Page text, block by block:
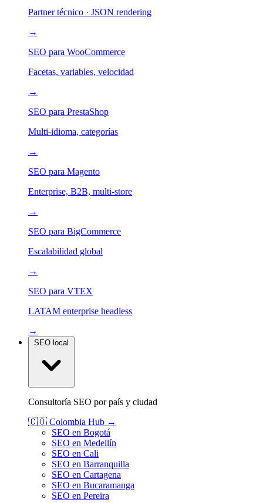
Partner técnico · JSON rendering
→
SEO para WooCommerce
Facetas, variables, velocidad
→
SEO para PrestaShop
Multi-idioma, categorías
→
SEO para Magento
Enterprise, B2B, multi-store
→
SEO para BigCommerce
Escalabilidad global
→
SEO para VTEX
LATAM enterprise headless
→
Consultoría SEO por país y ciudad
🇨🇴 Colombia Hub →
SEO en Bogotá
SEO en Medellín
SEO en Cali
SEO en Barranquilla
SEO en Cartagena
SEO en Bucaramanga
SEO en Pereira